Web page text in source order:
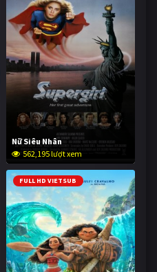
Nữ Siêu Nhân
562,195 lượt xem
FULL HD VIETSUB